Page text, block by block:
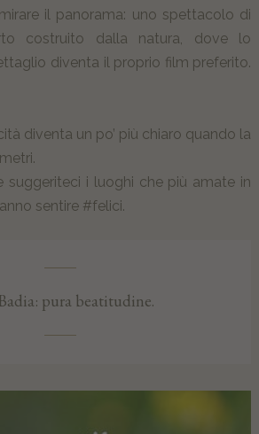
il panorama: uno spettacolo di
costruito dalla natura, dove lo
diventa il proprio film preferito.
diventa un po’ più chiaro quando la
suggeriteci i luoghi che più amate in
sentire #felici.
pura beatitudine.